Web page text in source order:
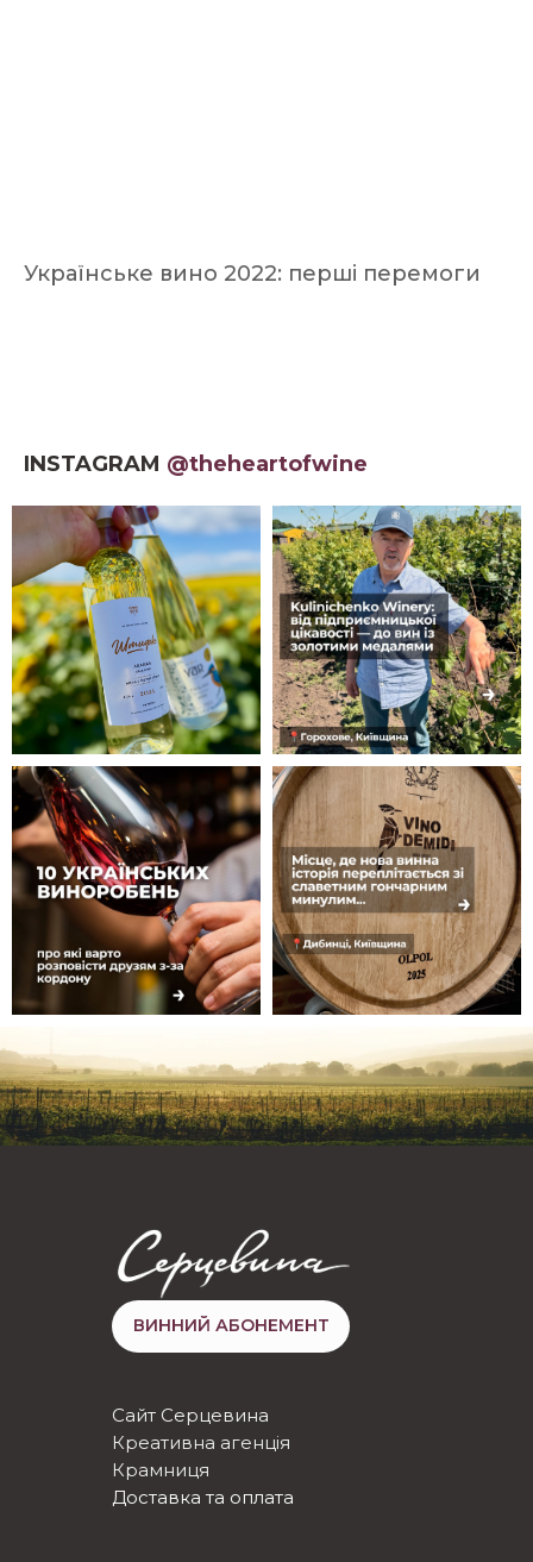
Українське вино 2022: перші перемоги
INSTAGRAM @theheartofwine
Сайт Серцевина
Креативна агенція
Крамниця
Доставка та оплата
ВИННИЙ АБОНЕМЕНТ